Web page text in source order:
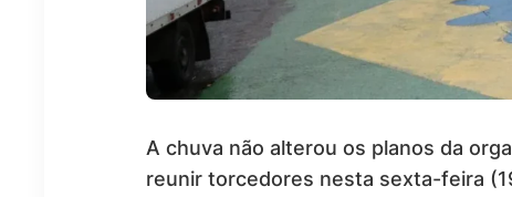
A chuva não alterou os planos da
reunir torcedores nesta sexta-feira